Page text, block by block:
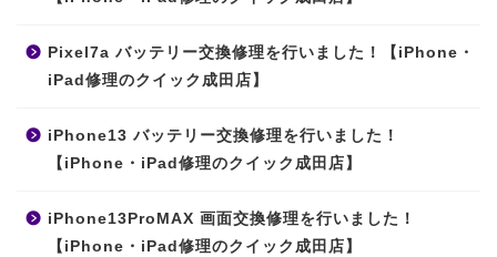
Pixel7a バッテリー交換修理を行いました！【iPhone・
iPad修理のクイック成田店】
iPhone13 バッテリー交換修理を行いました！
【iPhone・iPad修理のクイック成田店】
iPhone13ProMAX 画面交換修理を行いました！
【iPhone・iPad修理のクイック成田店】